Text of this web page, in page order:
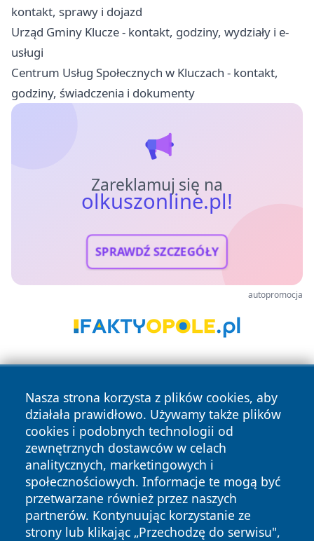
kontakt, sprawy i dojazd
Urząd Gminy Klucze - kontakt, godziny, wydziały i e-
usługi
Centrum Usług Społecznych w Kluczach - kontakt,
godziny, świadczenia i dokumenty
Zareklamuj się na
olkuszonline.pl!
SPRAWDŹ SZCZEGÓŁY
autopromocja
Nasza strona korzysta z plików cookies, aby
działała prawidłowo. Używamy także plików
cookies i podobnych technologii od
zewnętrznych dostawców w celach
analitycznych, marketingowych i
społecznościowych. Informacje te mogą być
przetwarzane również przez naszych
partnerów. Kontynuując korzystanie ze
strony lub klikając „Przechodzę do serwisu",
Copyright © 2026 olkuszonline.pl Wszystkie prawa
zastrzeżone.
News Autorzy
Polityka
Prywatności
Polityka
Cookies